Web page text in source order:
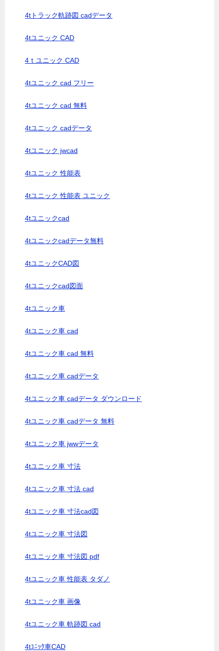
4tトラック軌跡図 cadデータ
4tユニック CAD
4ｔユニック CAD
4tユニック cad フリー
4tユニック cad 無料
4tユニック cadデータ
4tユニック jwcad
4tユニック 性能表
4tユニック 性能表 ユニック
4tユニックcad
4tユニックcadデータ無料
4tユニックCAD図
4tユニックcad図面
4tユニック車
4tユニック車 cad
4tユニック車 cad 無料
4tユニック車 cadデータ
4tユニック車 cadデータ ダウンロード
4tユニック車 cadデータ 無料
4tユニック車 jwwデータ
4tユニック車 寸法
4tユニック車 寸法 cad
4tユニック車 寸法cad図
4tユニック車 寸法図
4tユニック車 寸法図 pdf
4tユニック車 性能表 タダノ
4tユニック車 画像
4tユニック車 軌跡図 cad
4tﾕﾆｯｸ車CAD